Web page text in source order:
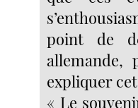
point de
allemande,
expliquer
« Le